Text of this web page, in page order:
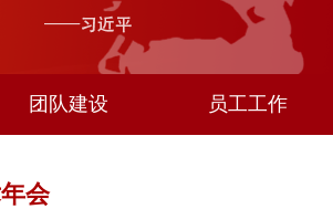
团队建设 员工工作
会